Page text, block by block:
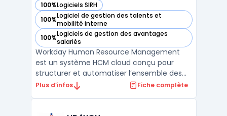
100%Logiciels SIRH
— voir Workday Human Resource Management dans cette
100%Logiciel de gestion des talents et
mobilité interne
— voir Workday Human Resource Management dans cette
100%Logiciels de gestion des avantages
salariés
— voir Workday Human Resource Management dans cette
Workday Human Resource Management
est un système HCM cloud conçu pour
structurer et automatiser l’ensemble des
processus RH au sein des entreprises de
Plus d’infos Fiche complète